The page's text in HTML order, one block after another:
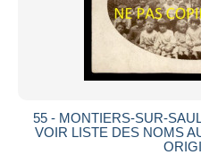
55 - MONTIERS-SUR-
VOIR LISTE DES NOMS